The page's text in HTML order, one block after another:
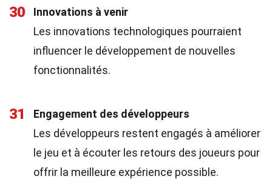
30
Innovations à venir
Les innovations technologiques pourraient
influencer le développement de nouvelles
fonctionnalités.
31
Engagement des développeurs
Les développeurs restent engagés à améliorer
le jeu et à écouter les retours des joueurs pour
offrir la meilleure expérience possible.